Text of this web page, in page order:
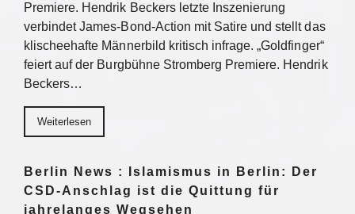
Premiere. Hendrik Beckers letzte Inszenierung
verbindet James-Bond-Action mit Satire und stellt das
klischeehafte Männerbild kritisch infrage. „Goldfinger“
feiert auf der Burgbühne Stromberg Premiere. Hendrik
Beckers…
Weiterlesen
Berlin News : Islamismus in Berlin: Der
CSD-Anschlag ist die Quittung für
jahrelanges Wegsehen